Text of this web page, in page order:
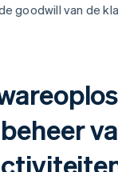
goodwill van de